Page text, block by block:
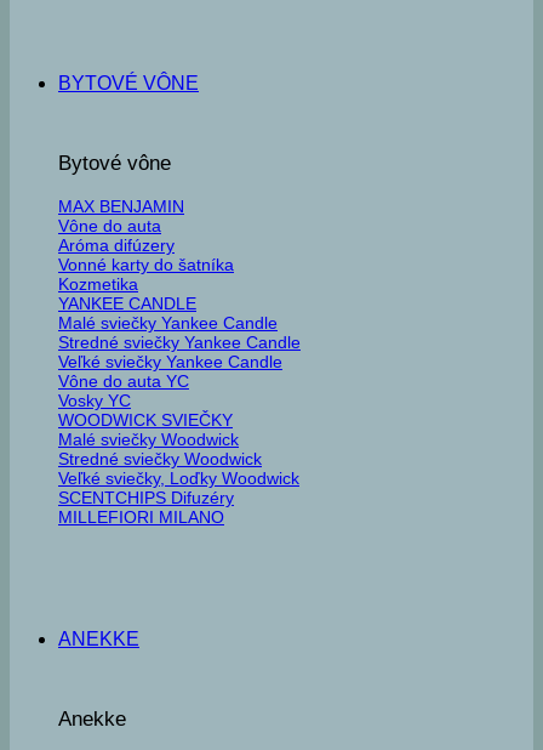
BYTOVÉ VÔNE
Bytové vône
MAX BENJAMIN
Vône do auta
Aróma difúzery
Vonné karty do šatníka
Kozmetika
YANKEE CANDLE
Malé sviečky Yankee Candle
Stredné sviečky Yankee Candle
Veľké sviečky Yankee Candle
Vône do auta YC
Vosky YC
WOODWICK SVIEČKY
Malé sviečky Woodwick
Stredné sviečky Woodwick
Veľké sviečky, Loďky Woodwick
SCENTCHIPS Difuzéry
MILLEFIORI MILANO
ANEKKE
Anekke